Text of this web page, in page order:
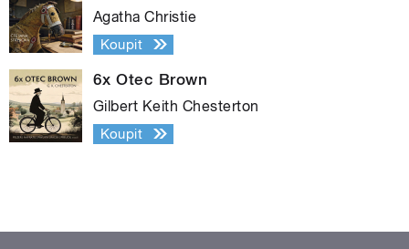
Agatha Christie
Koupit
6x Otec Brown
Gilbert Keith Chesterton
Koupit